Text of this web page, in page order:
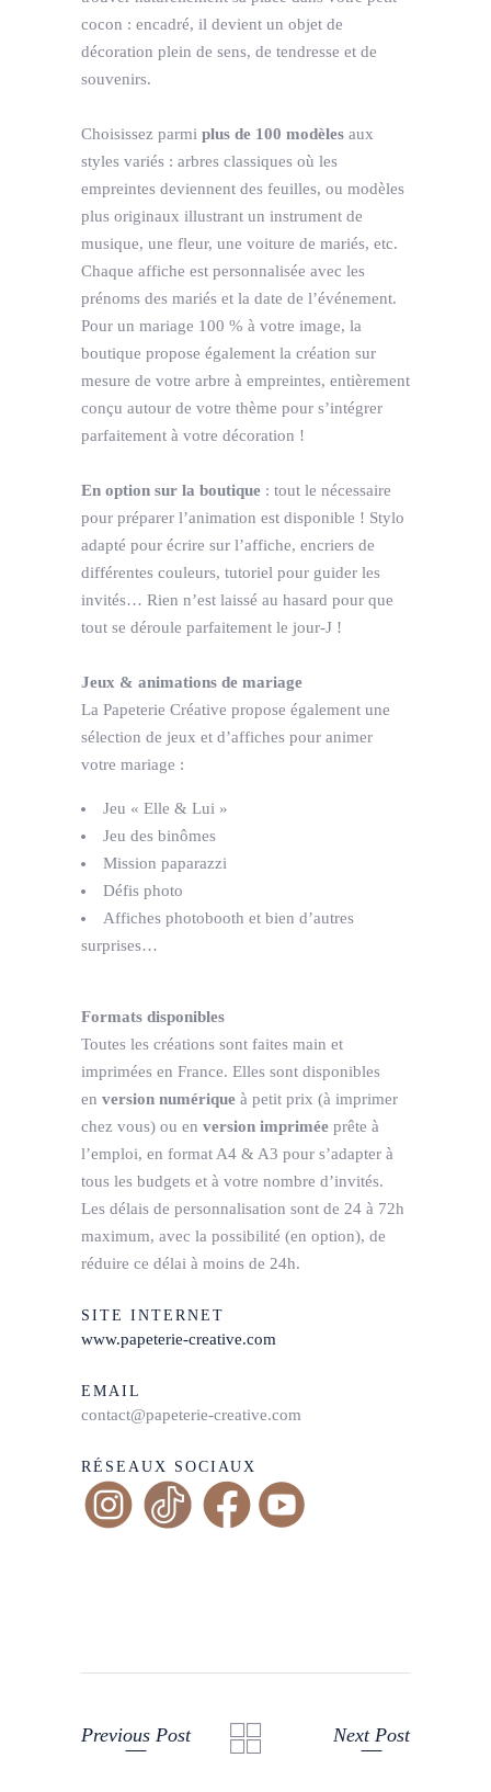
cocon : encadré, il devient un objet de
décoration plein de sens, de tendresse et de
souvenirs.
Choisissez parmi plus de 100 modèles aux
styles variés : arbres classiques où les
empreintes deviennent des feuilles, ou modèles
plus originaux illustrant un instrument de
musique, une fleur, une voiture de mariés, etc.
Chaque affiche est personnalisée avec les
prénoms des mariés et la date de l’événement.
Pour un mariage 100 % à votre image, la
boutique propose également la création sur
mesure de votre arbre à empreintes, entièrement
conçu autour de votre thème pour s’intégrer
parfaitement à votre décoration !
En option sur la boutique : tout le nécessaire
pour préparer l’animation est disponible ! Stylo
adapté pour écrire sur l’affiche, encriers de
différentes couleurs, tutoriel pour guider les
invités… Rien n’est laissé au hasard pour que
tout se déroule parfaitement le jour-J !
Jeux & animations de mariage
La Papeterie Créative propose également une
sélection de jeux et d’affiches pour animer
votre mariage :
Jeu « Elle & Lui »
Jeu des binômes
Mission paparazzi
Défis photo
Affiches photobooth et bien d’autres
surprises…
Formats disponibles
Toutes les créations sont faites main et
imprimées en France. Elles sont disponibles
en version numérique à petit prix (à imprimer
chez vous) ou en version imprimée prête à
l’emploi, en format A4 & A3 pour s’adapter à
tous les budgets et à votre nombre d’invités.
Les délais de personnalisation sont de 24 à 72h
maximum, avec la possibilité (en option), de
réduire ce délai à moins de 24h.
SITE INTERNET
www.papeterie-creative.com
EMAIL
contact@papeterie-creative.com
RÉSEAUX SOCIAUX
Previous Post Next Post